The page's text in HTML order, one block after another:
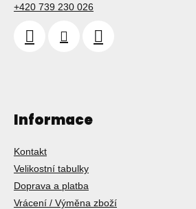
+420 739 230 026
Informace
Kontakt
Velikostní tabulky
Doprava a platba
Vrácení / Výměna zboží